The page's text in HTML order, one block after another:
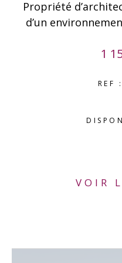
Propriété
d’un
1
REF
VOIR